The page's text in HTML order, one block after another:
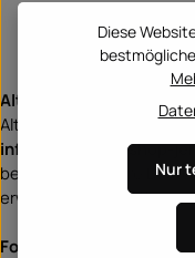
Altersnachweis:
Altersnachweise können
info@feuerwerkshop-
bei uns für spätere
erwünscht sein, bitte wir
Formulare:
Diese
Nur